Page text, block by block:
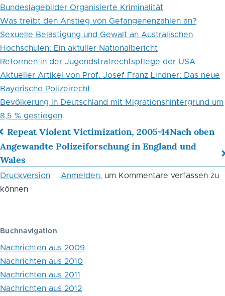
Bundeslagebilder Organisierte Kriminalität
Was treibt den Anstieg von Gefangenenzahlen an?
Sexuelle Belästigung und Gewalt an Australischen
Hochschulen: Ein aktuller Nationalbericht
Reformen in der Jugendstrafrechtspflege der USA
Aktueller Artikel von Prof. Josef Franz Lindner: Das neue
Bayerische Polizeirecht
Bevölkerung in Deutschland mit Migrationshintergrund um
8,5 % gestiegen
Links
für
das
Buch
August
2017
Repeat Violent Victimization, 2005-14Nach oben
Angewandte Polizeiforschung in England und
Wales
Druckversion Anmelden, um Kommentare verfassen zu
können
Buchnavigation
Nachrichten aus 2009
Nachrichten aus 2010
Nachrichten aus 2011
Nachrichten aus 2012